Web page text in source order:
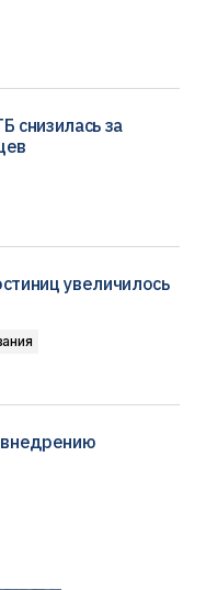
снизилась за
увеличилось
внедрению